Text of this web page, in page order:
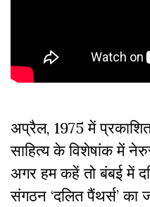
अप्रैल, 1975 में
साहित्य के विशेषांक में
अगर हम कहें तो बंबई में
संगठन ‘दलित पैंथर्स’